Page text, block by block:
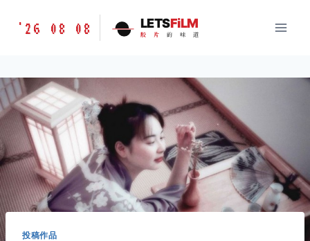
胶
味
道
LETSFILM
'26 08 08 LETSFiLM
胶 片 的 味 道
投稿作品